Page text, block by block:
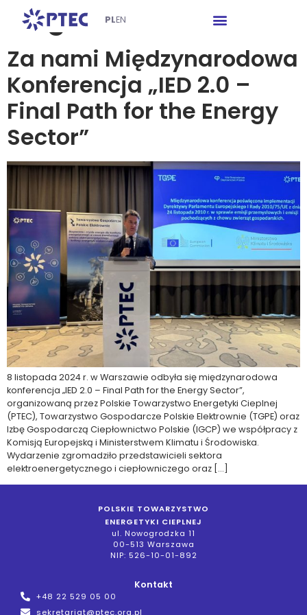
PLEN
Tag:IGCP
Za nami Międzynarodowa
Konferencja „IED 2.0 –
Final Path for the Energy
Sector”
8 listopada 2024 r. w Warszawie odbyła się międzynarodowa
konferencja „IED 2.0 – Final Path for the Energy Sector”,
organizowaną przez Polskie Towarzystwo Energetyki Cieplnej
(PTEC), Towarzystwo Gospodarcze Polskie Elektrownie (TGPE) oraz
Izbę Gospodarczą Ciepłownictwo Polskie (IGCP) we współpracy z
Komisją Europejską i Ministerstwem Klimatu i Środowiska.
Wydarzenie zgromadziło przedstawicieli sektora
elektroenergetycznego i ciepłowniczego oraz […]
POLSKIE TOWARZYSTWO
ENERGETYKI CIEPLNEJ
ul. Nowogrodzka 11
00-513 Warszawa
NIP: 526-10-01-892
Kontakt
+48 22 529 05 00
sekretariat@ptec.org.pl